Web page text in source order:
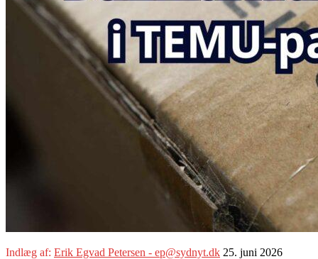
Indlæg af: Erik Egvad Petersen - ep@sydnyt.dk 25. juni 2026